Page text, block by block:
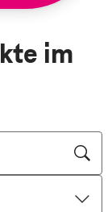
im